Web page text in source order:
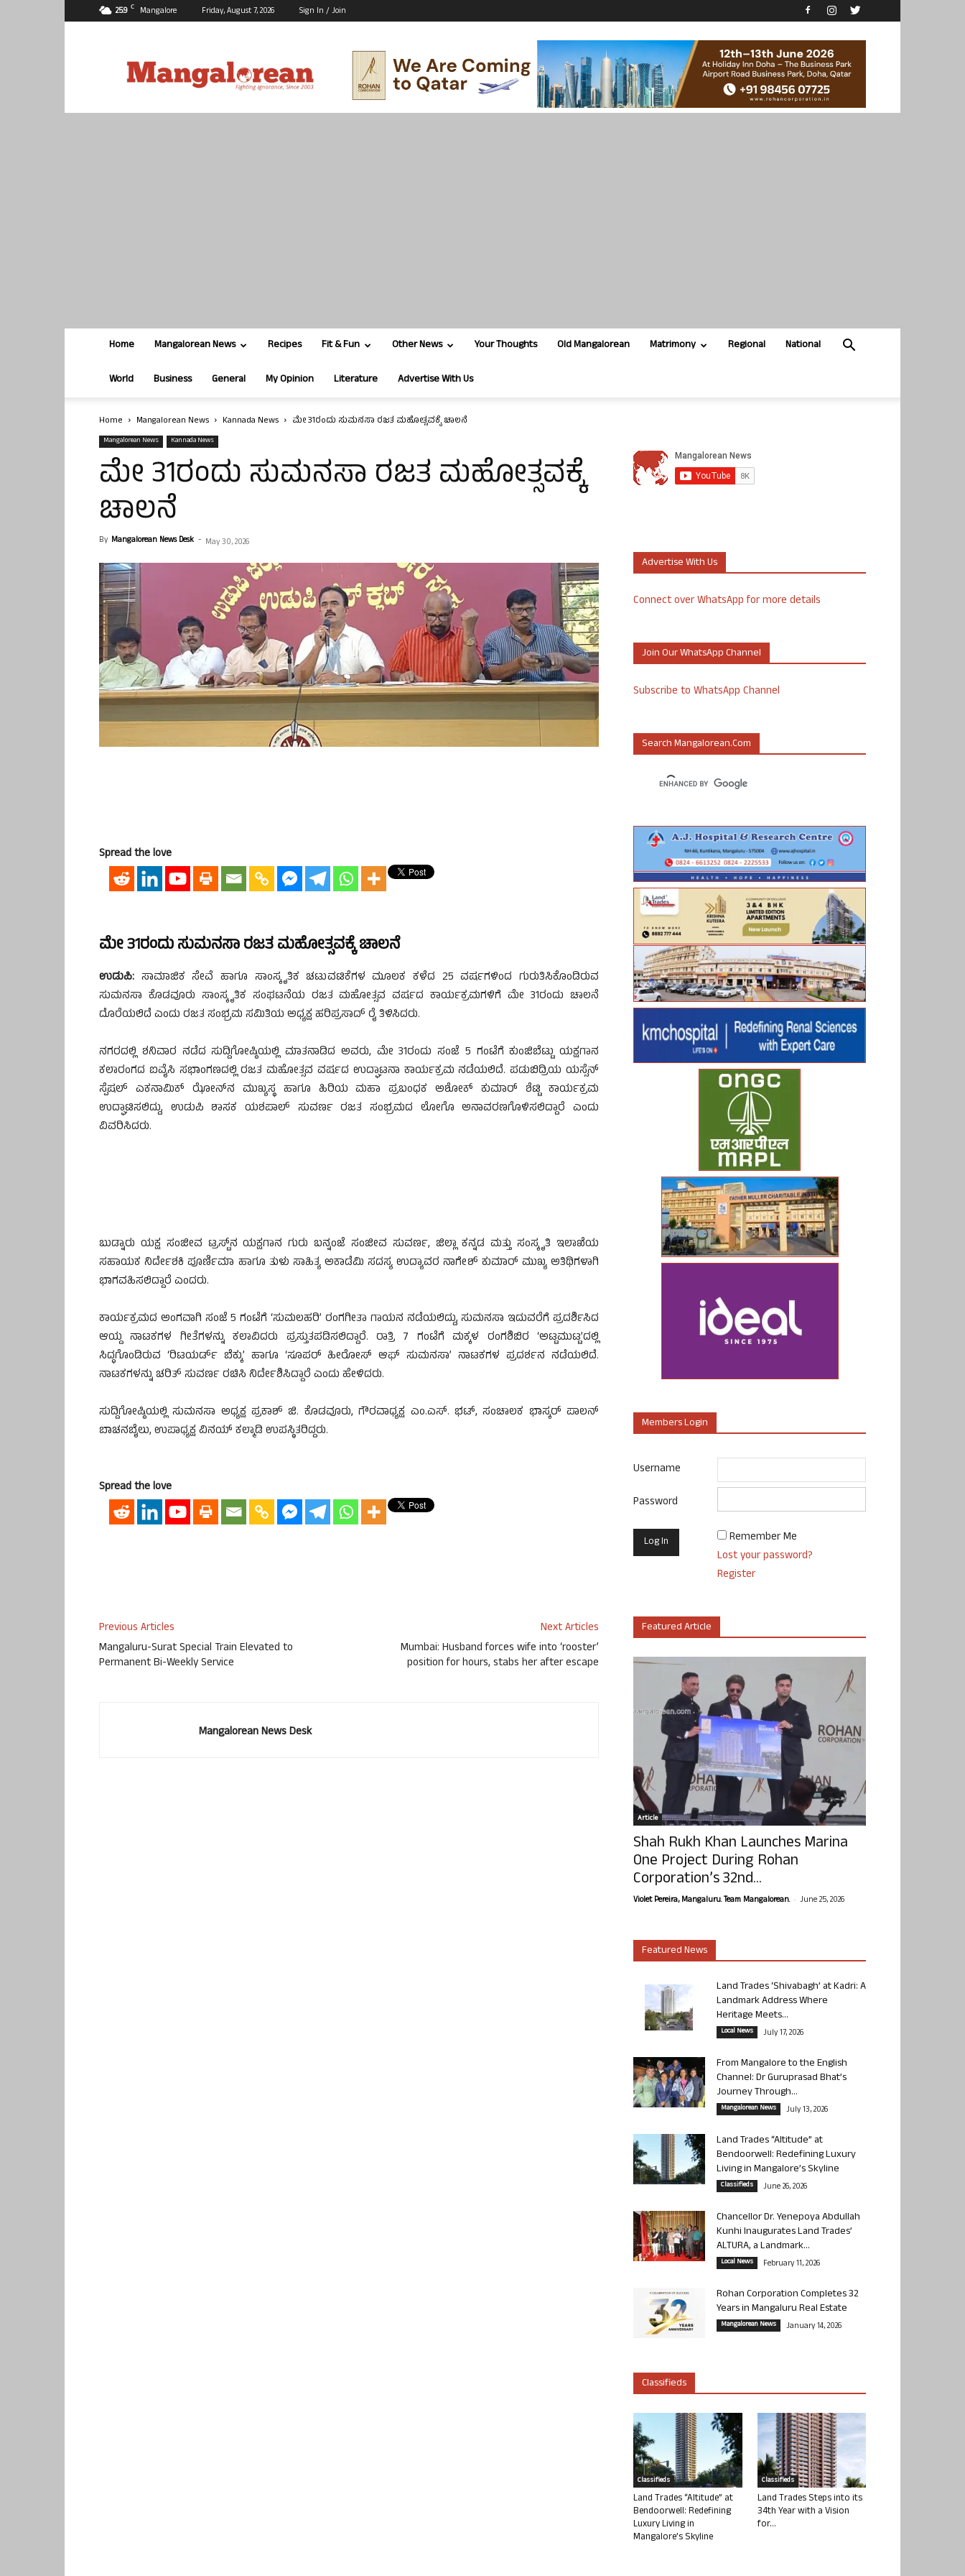
25.9 C Mangalore Friday, August 7, 2026 Sign In / Join
Home Mangalorean News Recipes Fit & Fun Other News Your Thoughts Old Mangalorean Matrimony Regional National
World Business General My Opinion Literature Advertise With Us
Home Mangalorean News Kannada News ಮೇ 31ರಂದು ಸುಮನಸಾ ರಜತ ಮಹೋತ್ಸವಕ್ಕೆ ಚಾಲನೆ
Mangalorean News Kannada News
ಮೇ 31ರಂದು ಸುಮನಸಾ ರಜತ ಮಹೋತ್ಸವಕ್ಕೆ
ಚಾಲನೆ
By Mangalorean News Desk - May 30, 2026
Spread the love
ಮೇ 31ರಂದು ಸುಮನಸಾ ರಜತ ಮಹೋತ್ಸವಕ್ಕೆ ಚಾಲನೆ
ಉಡುಪಿ: ಸಾಮಾಜಿಕ ಸೇವೆ ಹಾಗೂ ಸಾಂಸ್ಕೃತಿಕ ಚಟುವಟಿಕೆಗಳ ಮೂಲಕ ಕಳೆದ 25 ವರ್ಷಗಳಿಂದ ಗುರುತಿಸಿಕೊಂಡಿರುವ
ಸುಮನಸಾ ಕೊಡವೂರು ಸಾಂಸ್ಕೃತಿಕ ಸಂಘಟನೆಯ ರಜತ ಮಹೋತ್ಸವ ವರ್ಷದ ಕಾರ್ಯಕ್ರಮಗಳಿಗೆ ಮೇ 31ರಂದು ಚಾಲನೆ
ದೊರೆಯಲಿದೆ ಎಂದು ರಜತ ಸಂಭ್ರಮ ಸಮಿತಿಯ ಅಧ್ಯಕ್ಷ ಹರಿಪ್ರಸಾದ್ ರೈ ತಿಳಿಸಿದರು.
ನಗರದಲ್ಲಿ ಶನಿವಾರ ನಡೆದ ಸುದ್ದಿಗೋಷ್ಠಿಯಲ್ಲಿ ಮಾತನಾಡಿದ ಅವರು, ಮೇ 31ರಂದು ಸಂಜೆ 5 ಗಂಟೆಗೆ ಕುಂಜಿಬೆಟ್ಟು ಯಕ್ಷಗಾನ
ಕಲಾರಂಗದ ಐವೈಸಿ ಸಭಾಂಗಣದಲ್ಲಿ ರಜತ ಮಹೋತ್ಸವ ವರ್ಷದ ಉದ್ಘಾಟನಾ ಕಾರ್ಯಕ್ರಮ ನಡೆಯಲಿದೆ. ಪಡುಬಿದ್ರಿಯ ಯಸ್ಸೆನ್
ಸ್ಪೆಷಲ್ ಎಕನಾಮಿಕ್ ಝೋನ್‌ನ ಮುಖ್ಯಸ್ಥ ಹಾಗೂ ಹಿರಿಯ ಮಹಾ ಪ್ರಬಂಧಕ ಅಶೋಕ್ ಕುಮಾರ್ ಶೆಟ್ಟಿ ಕಾರ್ಯಕ್ರಮ
ಉದ್ಘಾಟಿಸಲಿದ್ದು, ಉಡುಪಿ ಶಾಸಕ ಯಶಪಾಲ್ ಸುವರ್ಣ ರಜತ ಸಂಭ್ರಮದ ಲೋಗೊ ಅನಾವರಣಗೊಳಿಸಲಿದ್ದಾರೆ ಎಂದು
ವಿವರಿಸಿದರು.
ಬುಡ್ನಾರು ಯಕ್ಷ ಸಂಜೀವ ಟ್ರಸ್ಟ್‌ನ ಯಕ್ಷಗಾನ ಗುರು ಬನ್ನಂಜೆ ಸಂಜೀವ ಸುವರ್ಣ, ಜಿಲ್ಲಾ ಕನ್ನಡ ಮತ್ತು ಸಂಸ್ಕೃತಿ ಇಲಾಖೆಯ
ಸಹಾಯಕ ನಿರ್ದೇಶಕಿ ಪೂರ್ಣಿಮಾ ಹಾಗೂ ತುಳು ಸಾಹಿತ್ಯ ಅಕಾಡೆಮಿ ಸದಸ್ಯ ಉದ್ಯಾವರ ನಾಗೇಶ್ ಕುಮಾರ್ ಮುಖ್ಯ ಅತಿಥಿಗಳಾಗಿ
ಭಾಗವಹಿಸಲಿದ್ದಾರೆ ಎಂದರು.
ಕಾರ್ಯಕ್ರಮದ ಅಂಗವಾಗಿ ಸಂಜೆ 5 ಗಂಟೆಗೆ ‘ಸುಮಲಹರಿ’ ರಂಗಗೀತಾ ಗಾಯನ ನಡೆಯಲಿದ್ದು, ಸುಮನಸಾ ಇದುವರೆಗೆ ಪ್ರದರ್ಶಿಸಿದ
ಆಯ್ದ ನಾಟಕಗಳ ಗೀತೆಗಳನ್ನು ಕಲಾವಿದರು ಪ್ರಸ್ತುತಪಡಿಸಲಿದ್ದಾರೆ. ರಾತ್ರಿ 7 ಗಂಟೆಗೆ ಮಕ್ಕಳ ರಂಗಶಿಬಿರ ‘ಅಟ್ಟಮುಟ್ಟ’ದಲ್ಲಿ
ಸಿದ್ಧಗೊಂಡಿರುವ ‘ರಿಟಯರ್ಡ್ ಬೆಕ್ಕು’ ಹಾಗೂ ‘ಸೂಪರ್ ಹೀರೋಸ್ ಆಫ್ ಸುಮನಸಾ’ ನಾಟಕಗಳ ಪ್ರದರ್ಶನ ನಡೆಯಲಿದೆ.
ನಾಟಕಗಳನ್ನು ಚರಿತ್ ಸುವರ್ಣ ರಚಿಸಿ ನಿರ್ದೇಶಿಸಿದ್ದಾರೆ ಎಂದು ಹೇಳಿದರು.
ಸುದ್ದಿಗೋಷ್ಠಿಯಲ್ಲಿ ಸುಮನಸಾ ಅಧ್ಯಕ್ಷ ಪ್ರಕಾಶ್ ಜಿ. ಕೊಡವೂರು, ಗೌರವಾಧ್ಯಕ್ಷ ಎಂ.ಎಸ್. ಭಟ್, ಸಂಚಾಲಕ ಭಾಸ್ಕರ್ ಪಾಲನ್
ಬಾಚನಬೈಲು, ಉಪಾಧ್ಯಕ್ಷ ವಿನಯ್ ಕಲ್ಮಾಡಿ ಉಪಸ್ಥಿತರಿದ್ದರು.
Spread the love
Previous Articles
Mangaluru-Surat Special Train Elevated to
Permanent Bi-Weekly Service
Next Articles
Mumbai: Husband forces wife into ‘rooster’
position for hours, stabs her after escape
Mangalorean News Desk
Advertise With Us
Connect over WhatsApp for more details
Join Our WhatsApp Channel
Subscribe to WhatsApp Channel
Search Mangalorean.com
Members Login
Username
Password
Remember Me
Lost your password?
Register
Featured Article
Article
Shah Rukh Khan Launches Marina
One Project During Rohan
Corporation’s 32nd...
Violet Pereira, Mangaluru. Team Mangalorean. - June 25, 2026
Featured News
Land Trades ‘Shivabagh’ at Kadri: A
Landmark Address Where
Heritage Meets...
Local News July 17, 2026
From Mangalore to the English
Channel: Dr Guruprasad Bhat’s
Journey Through...
Mangalorean News July 13, 2026
Land Trades “Altitude” at
Bendoorwell: Redefining Luxury
Living in Mangalore’s Skyline
Classifieds June 26, 2026
Chancellor Dr. Yenepoya Abdullah
Kunhi Inaugurates Land Trades’
ALTURA, a Landmark...
Local News February 11, 2026
Rohan Corporation Completes 32
Years in Mangaluru Real Estate
Mangalorean News January 14, 2026
Classifieds
Classifieds
Land Trades “Altitude” at
Bendoorwell: Redefining
Luxury Living in
Mangalore’s Skyline
Classifieds
Land Trades Steps into its
34th Year with a Vision
for...